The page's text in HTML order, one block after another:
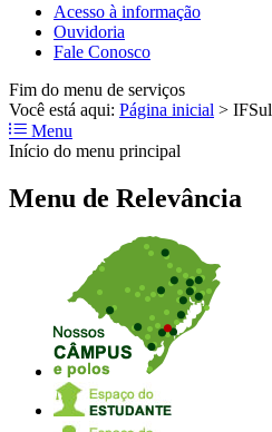
Acesso à informação
Ouvidoria
Fale Conosco
Fim do menu de serviços
Você está aqui: Página inicial > IFSul
Menu
Início do menu principal
Menu de Relevância